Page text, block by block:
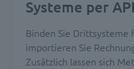
Systeme per
Binden Sie Drittsysteme
importieren Sie
Zusätzlich lassen sich